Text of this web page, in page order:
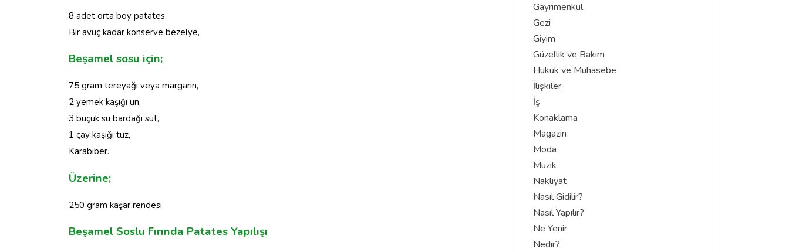
8 adet orta boy patates,
Bir avuç kadar konserve bezelye,
Beşamel sosu için;
75 gram tereyağı veya margarin,
2 yemek kaşığı un,
3 buçuk su bardağı süt,
1 çay kaşığı tuz,
Karabiber.
Üzerine;
250 gram kaşar rendesi.
Beşamel Soslu Fırında Patates Yapılışı
Gayrimenkul
Gezi
Giyim
Güzellik ve Bakım
Hukuk ve Muhasebe
İlişkiler
İş
Konaklama
Magazin
Moda
Müzik
Nakliyat
Nasıl Gidilir?
Nasıl Yapılır?
Ne Yenir
Nedir?